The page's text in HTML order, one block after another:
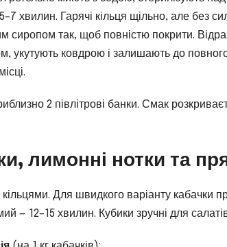
хвилин. Гарячі кільця щільно, але без
сиропом так, щоб повністю покрити.
укутують ковдрою і залишають до
2 півлітрові банки. Смак
лимонні нотки та
Для швидкого варіанту кабачки
— 12–15 хвилин. Кубики зручні для салатів